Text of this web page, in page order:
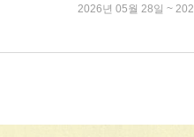
2026년 05월 28일 ~